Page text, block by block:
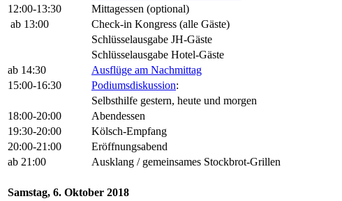
12:00-13:30
Mittagessen (optional)
ab 13:00
Check-in Kongress (alle Gäste)
Schlüsselausgabe JH-Gäste
Schlüsselausgabe Hotel-Gäste
ab 14:30
Ausflüge am Nachmittag
15:00-16:30
Podiumsdiskussion:
Selbsthilfe gestern, heute und morgen
18:00-20:00
Abendessen
19:30-20:00
Kölsch-Empfang
20:00-21:00
Eröffnungsabend
ab 21:00
Ausklang / gemeinsames Stockbrot-Grillen
Samstag, 6. Oktober 2018